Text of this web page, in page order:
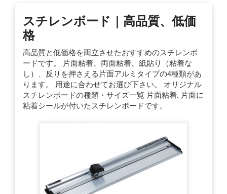
スチレンボード｜高品質、低価
格
高品質と低価格を両立させたおすすめのスチレンボ
ードです。 片面粘着、両面粘着、紙貼り（粘着な
し）、反りを押さえる片面アルミタイプの4種類があ
ります。 用途に合わせてお選び下さい。 オリジナル
スチレンボードの種類・サイズ一覧 片面粘着. 片面に
粘着シールが付いたスチレンボードです。